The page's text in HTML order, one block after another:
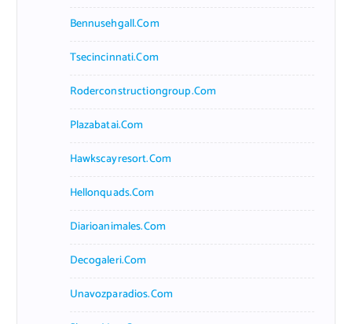
Bennusehgall.com
Tsecincinnati.com
Roderconstructiongroup.com
Plazabatai.com
Hawkscayresort.com
Hellonquads.com
Diarioanimales.com
Decogaleri.com
Unavozparadios.com